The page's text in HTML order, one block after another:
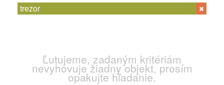
trezor
Ľutujeme, zadaným kritériám
nevyhovuje žiadny objekt, prosím
opakujte hľadanie.